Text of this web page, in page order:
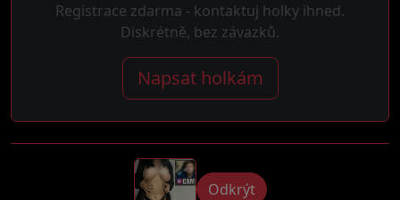
Registrace zdarma - kontaktuj holky ihned.
Diskrétně, bez závazků.
Napsat holkám
Odkrýt